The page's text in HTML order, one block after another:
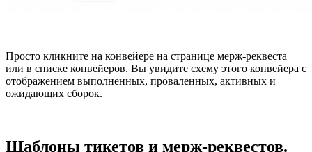
Просто кликните на конвейере на странице мерж-реквеста
или в списке конвейеров. Вы увидите схему этого конвейера с
отображением выполненных, проваленных, активных и
ожидающих сборок.
Шаблоны тикетов и мерж-реквестов.